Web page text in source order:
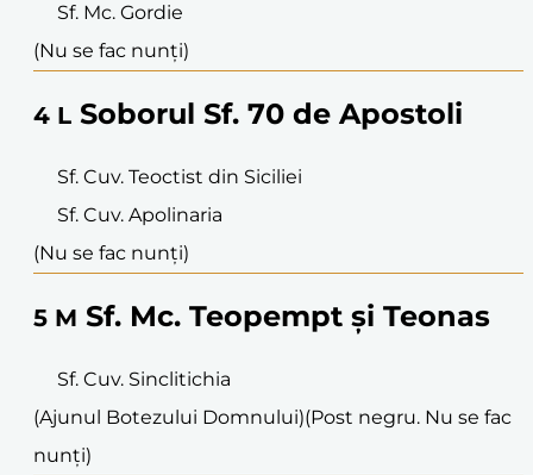
Sf. Mc. Gordie
(Nu se fac nunți)
4 L Soborul Sf. 70 de Apostoli
Sf. Cuv. Teoctist din Siciliei
Sf. Cuv. Apolinaria
(Nu se fac nunți)
5 M Sf. Mc. Teopempt și Teonas
Sf. Cuv. Sinclitichia
(Ajunul Botezului Domnului)(Post negru. Nu se fac
nunți)